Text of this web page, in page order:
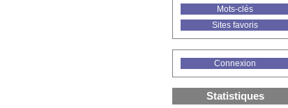
Mots-clés
Sites favoris
Connexion
Statistiques